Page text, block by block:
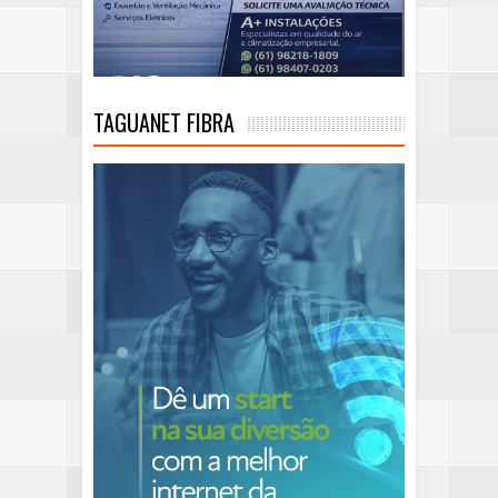
TAGUANET FIBRA